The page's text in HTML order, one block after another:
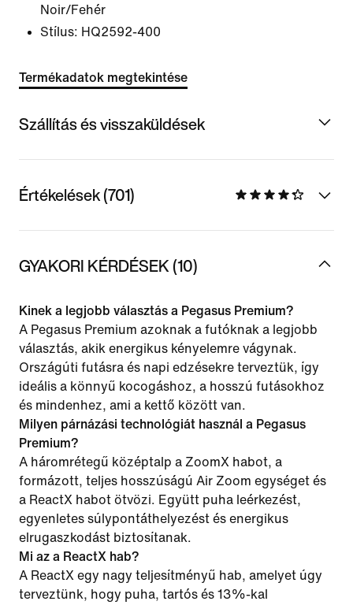
Noir/Fehér
Stílus: HQ2592-400
Termékadatok megtekintése
Szállítás és visszaküldések
Értékelések (701)
GYAKORI KÉRDÉSEK (10)
Kinek a legjobb választás a Pegasus Premium?
A Pegasus Premium azoknak a futóknak a legjobb
választás, akik energikus kényelemre vágynak.
Országúti futásra és napi edzésekre terveztük, így
ideális a könnyű kocogáshoz, a hosszú futásokhoz
és mindenhez, ami a kettő között van.
Milyen párnázási technológiát használ a Pegasus
Premium?
A háromrétegű középtalp a ZoomX habot, a
formázott, teljes hosszúságú Air Zoom egységet és
a ReactX habot ötvözi. Együtt puha leérkezést,
egyenletes súlypontáthelyezést és energikus
elrugaszkodást biztosítanak.
Mi az a ReactX hab?
A ReactX egy nagy teljesítményű hab, amelyet úgy
terveztünk, hogy puha, tartós és 13%-kal